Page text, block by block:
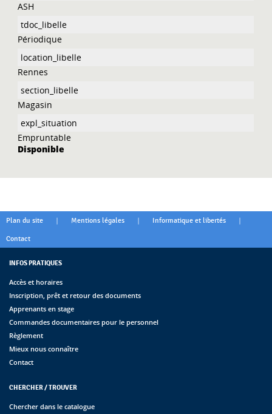
ASH
Périodique
Rennes
Magasin
Empruntable
Disponible
Plan du site | Mentions légales | Informatique et libertés |
Contact
INFOS PRATIQUES
Accès et horaires
Inscription, prêt et retour des documents
Apprenants en stage
Commandes documentaires pour le personnel
Règlement
Mieux nous connaître
Contact
CHERCHER / TROUVER
Chercher dans le catalogue